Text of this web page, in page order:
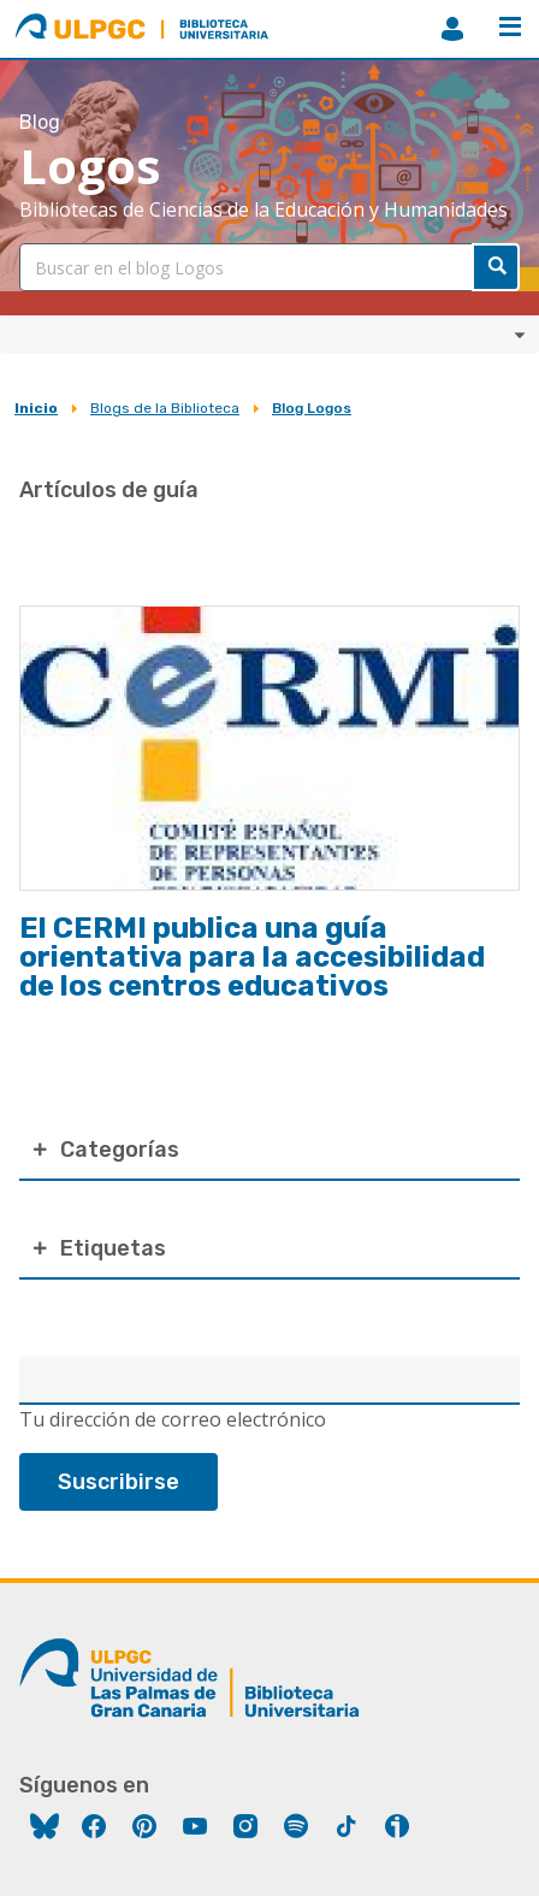
ULPGC
Biblioteca
ULPGC
Blog
Logos
Bibliotecas de Ciencias de la Educación y Humanidades
Sobrescribir
de
la
navegación
Inicio Blogs de la Biblioteca Blog Logos
electrónico
Tu dirección de correo electrónico
Categorías
Etiquetas
Artículos de guía
El CERMI publica una guía
orientativa para la accesibilidad
de los centros educativos
Síguenos en
FacebookPinterestYouTubeInstagram
Spotify Tiktok